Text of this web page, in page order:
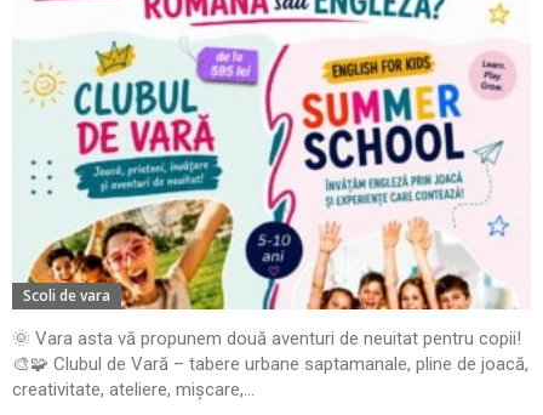
Scoli de vara
🌞 Vara asta vă propunem două aventuri de neuitat pentru copii!
🎨🧩 Clubul de Vară – tabere urbane saptamanale, pline de joacă,
creativitate, ateliere, mișcare,...